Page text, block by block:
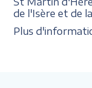
de l'Isère et de
Plus